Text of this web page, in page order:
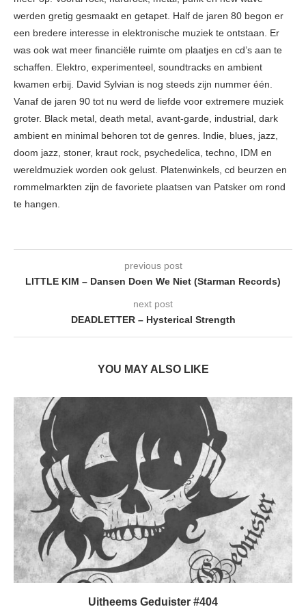
werden gretig gesmaakt en getapet. Half de jaren 80 begon er
een bredere interesse in elektronische muziek te ontstaan. Er
was ook wat meer financiële ruimte om plaatjes en cd’s aan te
schaffen. Elektro, experimenteel, soundtracks en ambient
kwamen erbij. David Sylvian is nog steeds zijn nummer één.
Vanaf de jaren 90 tot nu werd de liefde voor extremere muziek
groter. Black metal, death metal, avant-garde, industrial, dark
ambient en minimal behoren tot de genres. Indie, blues, jazz,
doom jazz, stoner, kraut rock, psychedelica, techno, IDM en
wereldmuziek worden ook gelust. Platenwinkels, cd beurzen en
rommelmarkten zijn de favoriete plaatsen van Patsker om rond
te hangen.
previous post
LITTLE KIM – Dansen Doen We Niet (Starman Records)
next post
DEADLETTER – Hysterical Strength
YOU MAY ALSO LIKE
Uitheems Geduister #404